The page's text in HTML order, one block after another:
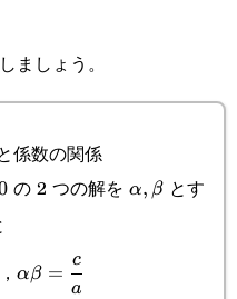
ましょう。
係数の関係
の 2 つの解を α, βとす
\alpha\beta=\cfrac{c}
αβ =
a
c